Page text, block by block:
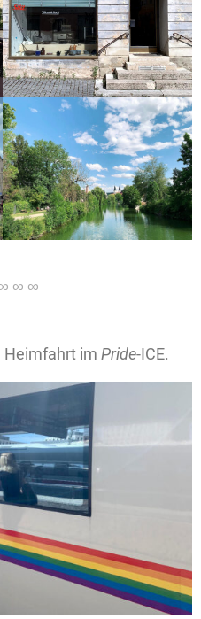
Heimfahrt im Pride-ICE.